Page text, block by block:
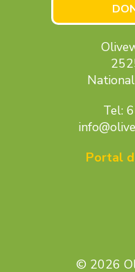
Tel:
Portal
© 2026